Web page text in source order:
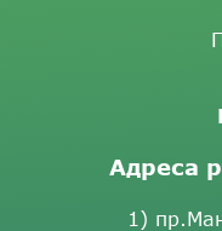
Адреса
1)